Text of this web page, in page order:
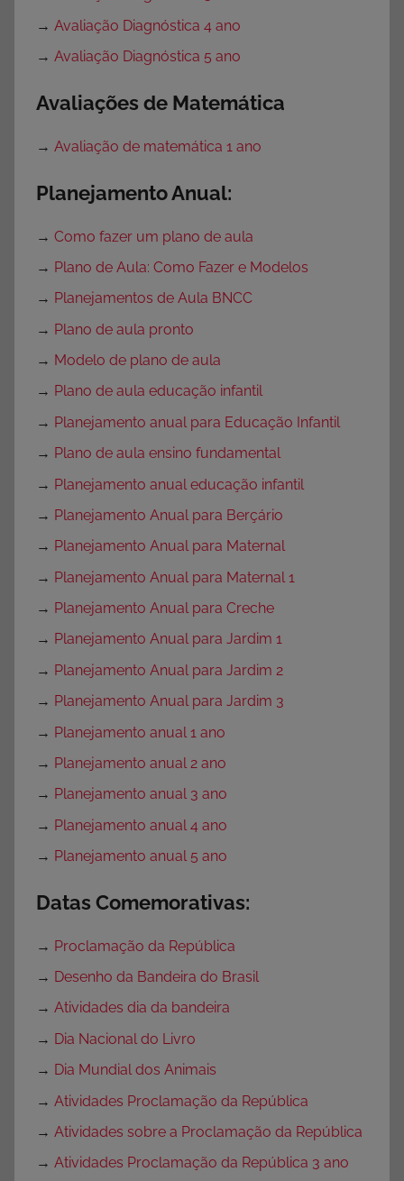
→ Avaliação Diagnóstica 4 ano
→ Avaliação Diagnóstica 5 ano
Avaliações de Matemática
→ Avaliação de matemática 1 ano
Planejamento Anual:
→ Como fazer um plano de aula
→ Plano de Aula: Como Fazer e Modelos
→ Planejamentos de Aula BNCC
→ Plano de aula pronto
→ Modelo de plano de aula
→ Plano de aula educação infantil
→ Planejamento anual para Educação Infantil
→ Plano de aula ensino fundamental
→ Planejamento anual educação infantil
→ Planejamento Anual para Berçário
→ Planejamento Anual para Maternal
→ Planejamento Anual para Maternal 1
→ Planejamento Anual para Creche
→ Planejamento Anual para Jardim 1
→ Planejamento Anual para Jardim 2
→ Planejamento Anual para Jardim 3
→ Planejamento anual 1 ano
→ Planejamento anual 2 ano
→ Planejamento anual 3 ano
→ Planejamento anual 4 ano
→ Planejamento anual 5 ano
Datas Comemorativas:
→ Proclamação da República
→ Desenho da Bandeira do Brasil
→ Atividades dia da bandeira
→ Dia Nacional do Livro
→ Dia Mundial dos Animais
→ Atividades Proclamação da República
→ Atividades sobre a Proclamação da República
→ Atividades Proclamação da República 3 ano